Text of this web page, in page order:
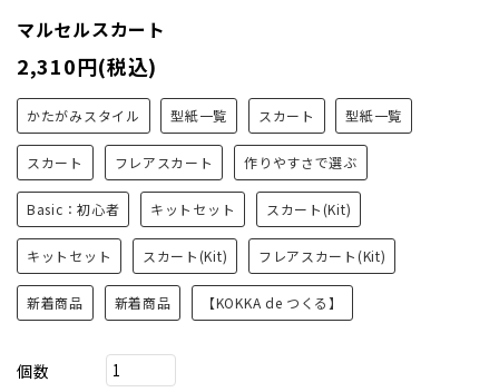
マルセルスカート
2,310円(税込)
かたがみスタイル 型紙一覧 スカート 型紙一覧
スカート フレアスカート 作りやすさで選ぶ
Basic：初心者 キットセット スカート(Kit)
キットセット スカート(Kit) フレアスカート(Kit)
新着商品 新着商品 【KOKKA de つくる】
個数